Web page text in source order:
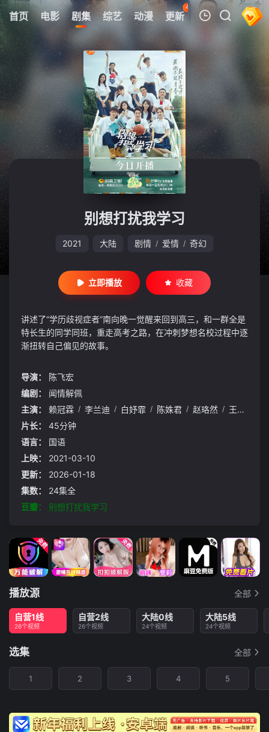
首页 电影 剧集 综艺 动漫 更新
44
热榜 APP
我的观影记录
暂无观看影片的记录
别想打扰我学习
2021 大陆 剧情 / 爱情 / 奇幻
立即播放 收藏
讲述了“学历歧视症者”南向晚一觉醒来回到高三，和一群全是
特长生的同学同班，重走高考之路，在冲刺梦想名校过程中逐
渐扭转自己偏见的故事。
导演：
陈飞宏
编剧：
闻情解佩
主演：
赖冠霖 / 李兰迪 / 白妤霏 / 陈姝君 / 赵珞然 / 王润泽
片长：
45分钟
语言：
国语
上映：
2021-03-10
更新：
2026-01-18
集数：
24集全
豆瓣：
别想打扰我学习
播放源 全部
自营1线
26个视频
自营2线
26个视频
大陆0线
24个视频
大陆5线
24个视频
选集 全部
1 2 3 4 5